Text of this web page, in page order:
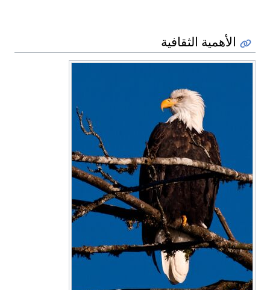
الأهمية الثقافية